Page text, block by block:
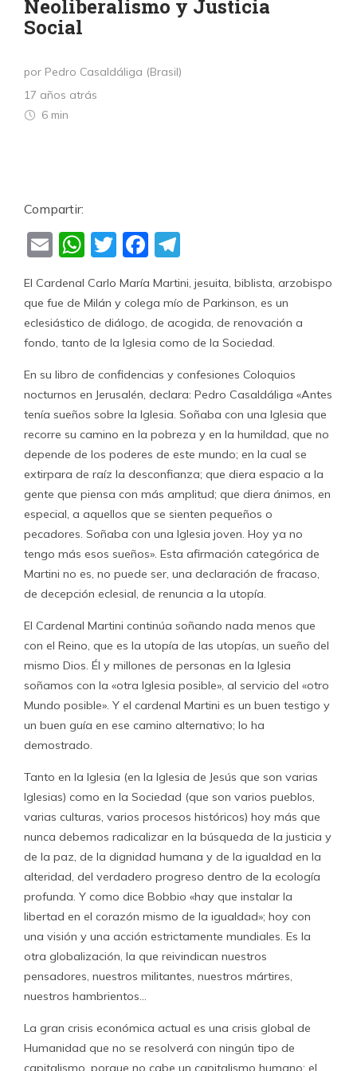
Neoliberalismo y Justicia
Social
por Pedro Casaldáliga (Brasil)
17 años atrás
6 min
Compartir:
EmailWhatsApp
TwitterFacebook
El Cardenal Carlo María Martini, jesuita, biblista, arzobispo
que fue de Milán y colega mío de Parkinson, es un
eclesiástico de diálogo, de acogida, de renovación a
fondo, tanto de la Iglesia como de la Sociedad.
En su libro de confidencias y confesiones Coloquios
nocturnos en Jerusalén, declara: Pedro Casaldáliga «Antes
tenía sueños sobre la Iglesia. Soñaba con una Iglesia que
recorre su camino en la pobreza y en la humildad, que no
depende de los poderes de este mundo; en la cual se
extirpara de raíz la desconfianza; que diera espacio a la
gente que piensa con más amplitud; que diera ánimos, en
especial, a aquellos que se sienten pequeños o
pecadores. Soñaba con una Iglesia joven. Hoy ya no
tengo más esos sueños». Esta afirmación categórica de
Martini no es, no puede ser, una declaración de fracaso,
de decepción eclesial, de renuncia a la utopía.
El Cardenal Martini continúa soñando nada menos que
con el Reino, que es la utopía de las utopías, un sueño del
mismo Dios. Él y millones de personas en la Iglesia
soñamos con la «otra Iglesia posible», al servicio del «otro
Mundo posible». Y el cardenal Martini es un buen testigo y
un buen guía en ese camino alternativo; lo ha
demostrado.
Tanto en la Iglesia (en la Iglesia de Jesús que son varias
Iglesias) como en la Sociedad (que son varios pueblos,
varias culturas, varios procesos históricos) hoy más que
nunca debemos radicalizar en la búsqueda de la justicia y
de la paz, de la dignidad humana y de la igualdad en la
alteridad, del verdadero progreso dentro de la ecología
profunda. Y como dice Bobbio «hay que instalar la
libertad en el corazón mismo de la igualdad»; hoy con
una visión y una acción estrictamente mundiales. Es la
otra globalización, la que reivindican nuestros
pensadores, nuestros militantes, nuestros mártires,
nuestros hambrientos…
La gran crisis económica actual es una crisis global de
Humanidad que no se resolverá con ningún tipo de
capitalismo, porque no cabe un capitalismo humano; el